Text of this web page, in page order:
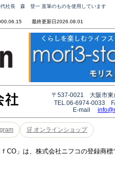
代社長 森 登一 直筆のものを使用しています
最終更新日2026.08.01
〒537-0021 大阪市東
TEL.06-6974-0033
E-mail
🛒 オンラインショップ
CO」は、株式会社ニフコの登録商標